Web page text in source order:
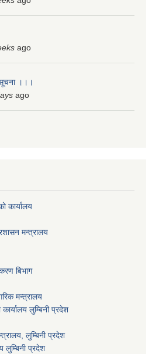
ago
।।।
ago
कार्यालय
मन्त्रालय
बिभाग
मन्त्रालय
लुम्बिनी प्रदेश
लुम्बिनी प्रदेश
लुम्बिनी प्रदेश